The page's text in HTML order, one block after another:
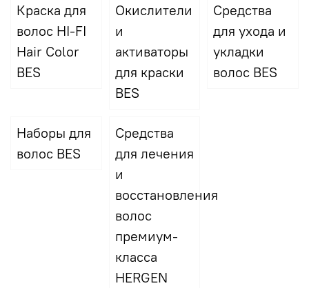
Краска для
волос HI-FI
Hair Color
BES
Окислители
и
активаторы
для краски
BES
Средства
для ухода и
укладки
волос BES
Наборы для
волос BES
Средства
для лечения
и
восстановления
волос
премиум-
класса
HERGEN